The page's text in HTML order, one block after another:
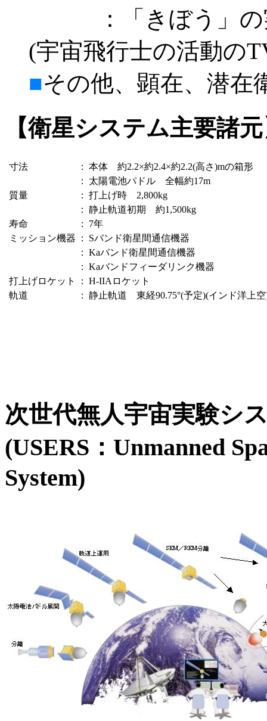
：「きぼう」の実
(宇宙飛行士の活動の
■その他、顕在、潜在
【衛星システム主要諸
寸法 ： 本体 約2.2×約2.4×約2.2(高さ)mの箱形
：
太陽電池パドル 全幅約17m
質量
： 打上げ時 2,800kg
： 静止軌道初期 約1,500kg
寿命
：
7年
ミッション機器
：
Sバンド衛星間通信機器
： Kaバンド衛星間通信機器
： Kaバンドフィーダリンク機器
打上げロケット
： H-IIAロケット
軌道
： 静止軌道 東経90.75°(予定)(インド洋上
次世代無人宇宙実験シ
(USERS：Unmanned
System)